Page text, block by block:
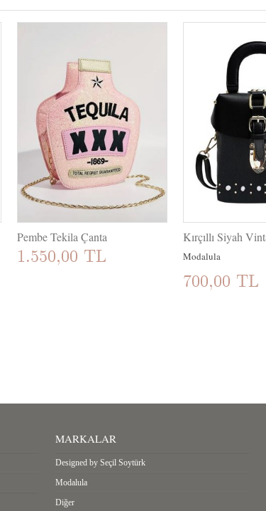
Pembe Tekila Çanta
1.550,00 TL Modalula
700,00 TL
MARKALAR
Designed by Seçil Soytürk
Modalula
Diğer